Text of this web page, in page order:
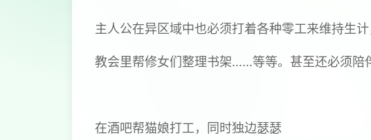
主人公在异区域中也必须打着各种零工来维持生
教会里帮修女们整理书架……等等。甚至还必须陪
在酒吧帮猫娘打工，同时独边瑟瑟